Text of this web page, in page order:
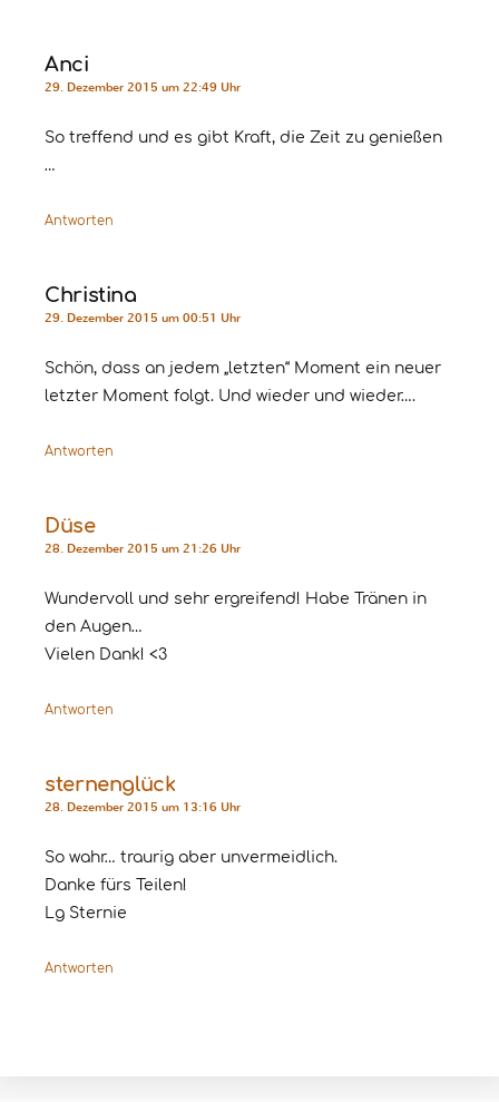
Anci
29. Dezember 2015 um 22:49 Uhr
So treffend und es gibt Kraft, die Zeit zu genießen
…
Antworten
Christina
29. Dezember 2015 um 00:51 Uhr
Schön, dass an jedem „letzten“ Moment ein neuer
letzter Moment folgt. Und wieder und wieder….
Antworten
Düse
28. Dezember 2015 um 21:26 Uhr
Wundervoll und sehr ergreifend! Habe Tränen in
den Augen…
Vielen Dank! <3
Antworten
sternenglück
28. Dezember 2015 um 13:16 Uhr
So wahr… traurig aber unvermeidlich.
Danke fürs Teilen!
Lg Sternie
Antworten